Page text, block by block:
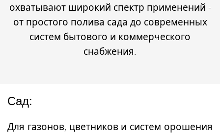
охватывают широкий спектр применений -
от простого полива сада до современных
систем бытового и коммерческого
снабжения.
Сад:
Для газонов, цветников и систем орошения